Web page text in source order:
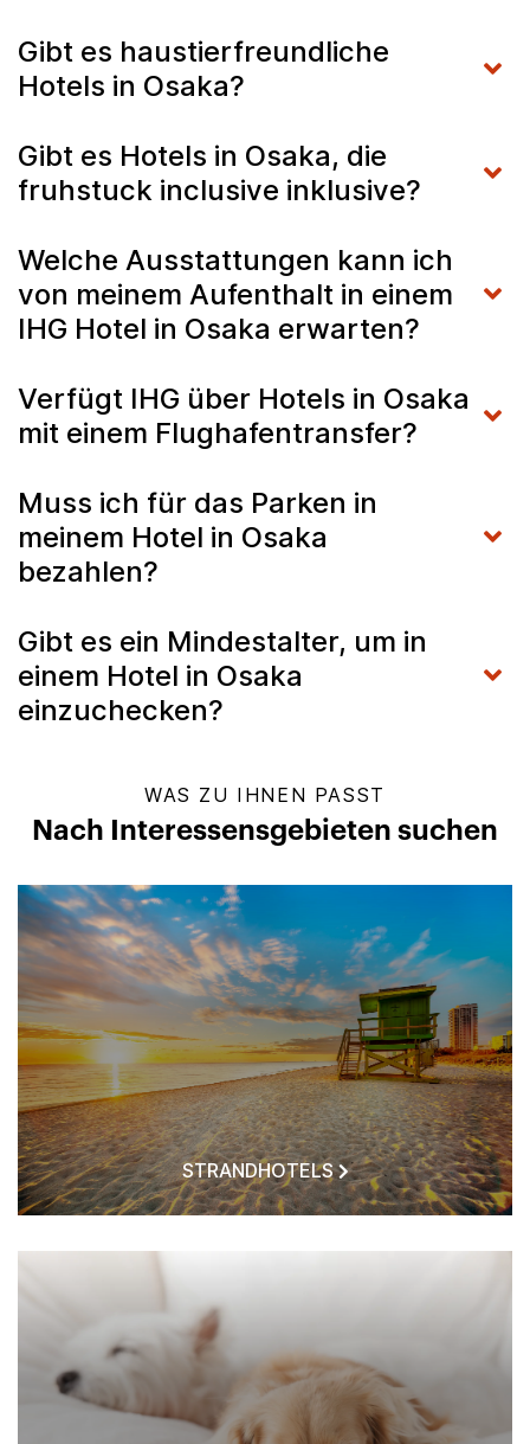
Gibt es haustierfreundliche
Hotels in Osaka?
Gibt es Hotels in Osaka, die
fruhstuck inclusive inklusive?
Welche Ausstattungen kann ich
von meinem Aufenthalt in einem
IHG Hotel in Osaka erwarten?
Verfügt IHG über Hotels in Osaka
mit einem Flughafentransfer?
Muss ich für das Parken in
meinem Hotel in Osaka
bezahlen?
Gibt es ein Mindestalter, um in
einem Hotel in Osaka
einzuchecken?
WAS ZU IHNEN PASST
Nach Interessensgebieten suchen
STRANDHOTELS